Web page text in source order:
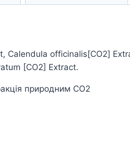
Calendula officinalis[CO2]
[CO2] Еxtract.
природним СО2